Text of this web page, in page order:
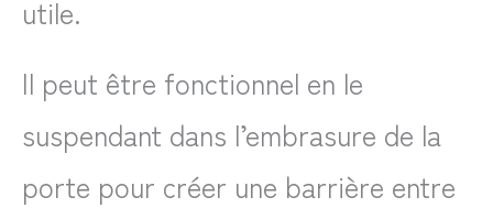
utile.
Il peut être fonctionnel en le
suspendant dans l’embrasure de la
porte pour créer une barrière entre